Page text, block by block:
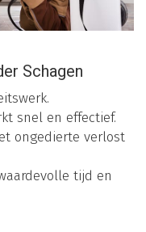
Schagen
snel en effectief.
ongedierte verlost
tijd en